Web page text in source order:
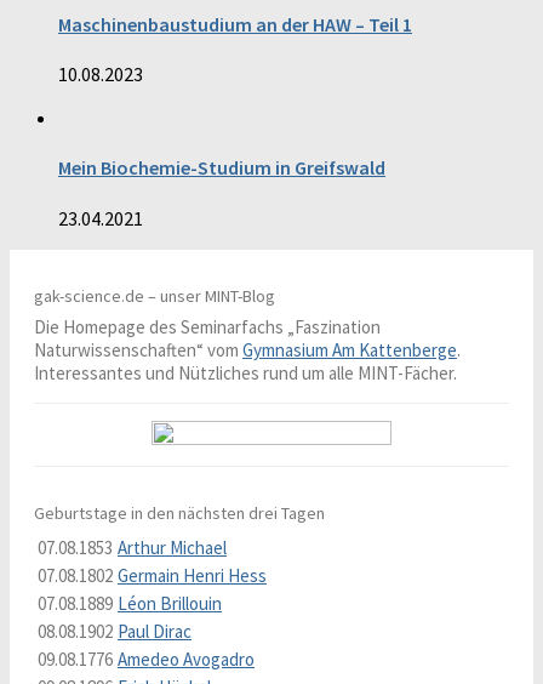
Maschinenbaustudium an der HAW – Teil 1
10.08.2023
Mein Biochemie-Studium in Greifswald
23.04.2021
gak-science.de – unser MINT-Blog
Die Homepage des Seminarfachs „Faszination
Naturwissenschaften“ vom Gymnasium Am Kattenberge.
Interessantes und Nützliches rund um alle MINT-Fächer.
Geburtstage in den nächsten drei Tagen
07.08.1853 Arthur Michael
07.08.1802 Germain Henri Hess
07.08.1889 Léon Brillouin
08.08.1902 Paul Dirac
09.08.1776 Amedeo Avogadro